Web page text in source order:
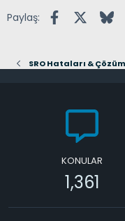
Paylaş: Facebook
X
SRO Hataları &
KONULAR
1,361